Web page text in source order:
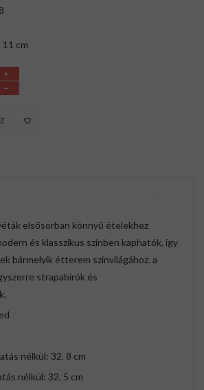
cm
elsősorban könnyű ételekhez
és klasszikus színben kaphatók, így
bármelyik étterem színvilágához. a
strapabírók és
nélkül: 32, 8 cm
nélkül: 32, 5 cm